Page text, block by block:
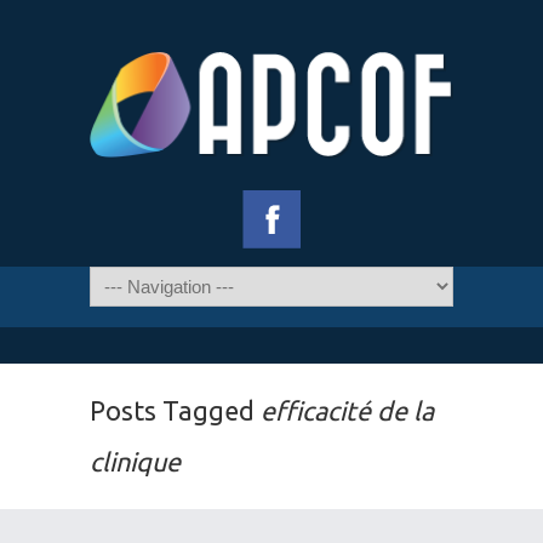
Posts Tagged efficacité de la
clinique